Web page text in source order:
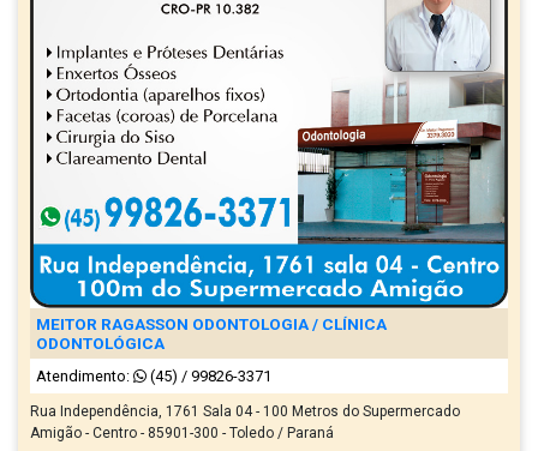
MEITOR RAGASSON ODONTOLOGIA / CLÍNICA
ODONTOLÓGICA
Atendimento: (45) / 99826-3371
Rua Independência, 1761 Sala 04 - 100 Metros do Supermercado
Amigão - Centro - 85901-300 - Toledo / Paraná